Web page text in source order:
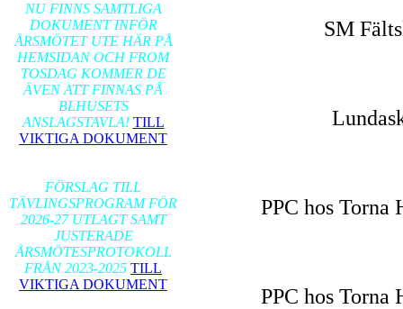
NU FINNS SAMTLIGA
DOKUMENT INFÖR
ÅRSMÖTET UTE HÄR PÅ
HEMSIDAN OCH FROM
TOSDAG KOMMER DE
ÄVEN ATT FINNAS PÅ
BLHUSETS
ANSLAGSTAVLA! TILL
VIKTIGA DOKUMENT
FÖRSLAG TILL
TÄVLINGSPROGRAM FÖR
2026-27 UTLAGT SAMT
JUSTERADE
ÅRSMÖTESPROTOKOLL
FRÅN 2023-2025 TILL
VIKTIGA DOKUMENT
SM
PPC hos Torna
PPC hos Torna